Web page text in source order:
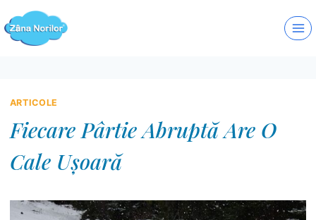
to
content
ARTICOLE
Fiecare Pârtie Abruptă Are O
Cale Ușoară